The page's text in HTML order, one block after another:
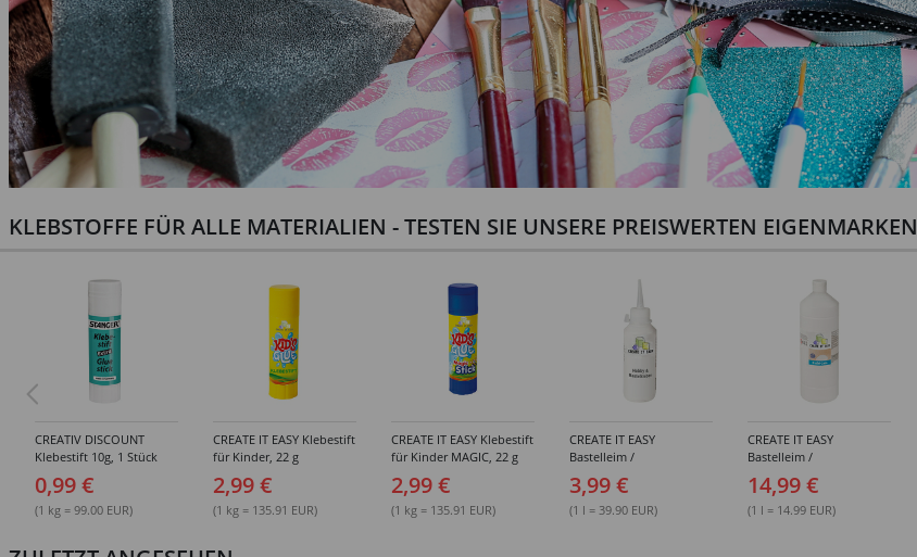
KLEBSTOFFE FÜR ALLE MATERIALIEN - TESTEN SIE UNSERE PREISWERTEN EIGENMARKEN
CREATIV DISCOUNT
Klebestift 10g, 1 Stück
0,99 €
(1 kg = 99.00 EUR)
CREATE IT EASY Klebestift
für Kinder, 22 g
2,99 €
(1 kg = 135.91 EUR)
CREATE IT EASY Klebestift
für Kinder MAGIC, 22 g
2,99 €
(1 kg = 135.91 EUR)
CREATE IT EASY
Bastelleim /
Buchbinderleim, 100 ml
3,99 €
(1 l = 39.90 EUR)
CREATE IT EASY
Bastelleim /
Buchbinderleim, 1000 ml
14,99 €
(1 l = 14.99 EUR)